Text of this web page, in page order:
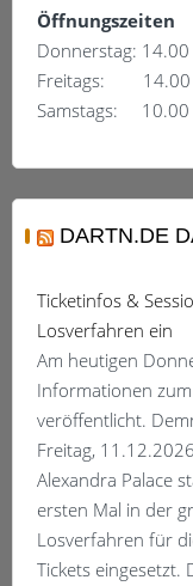
Öffnungszeiten
Donnerstag:
Freitags: 14.00
Samstags: 10.00
DARTN.DE
Ticketinfos &
Losverfahren ein
Am heutigen
Informationen
veröffentlicht.
Freitag,
Alexandra Palace
ersten Mal in der
Losverfahren für
Tickets eingesetzt.